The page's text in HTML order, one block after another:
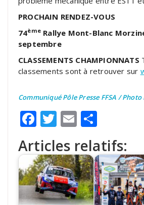
PROCHAIN RENDEZ-VOUS
74ème Rallye Mont-Blanc
septembre
CLASSEMENTS CHAMPIONNATS
classements sont à retrouver sur
Communiqué Pôle Presse FFSA /
Facebook
Twitter
Email
Articles relatifs: